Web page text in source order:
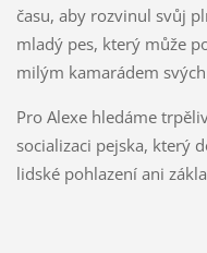
času, aby rozvinul svůj
mladý pes, který může
milým kamarádem
Pro Alexe hledáme
socializaci pejska, který
lidské pohlazení ani